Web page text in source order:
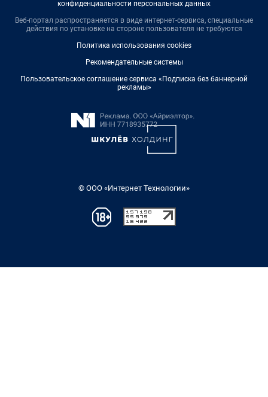
конфиденциальности персональных данных
Веб-портал распространяется в виде интернет-сервиса, специальные
действия по установке на стороне пользователя не требуются
Политика использования cookies
Рекомендательные системы
Пользовательское соглашение сервиса «Подписка без баннерной
рекламы»
© ООО «Интернет Технологии»